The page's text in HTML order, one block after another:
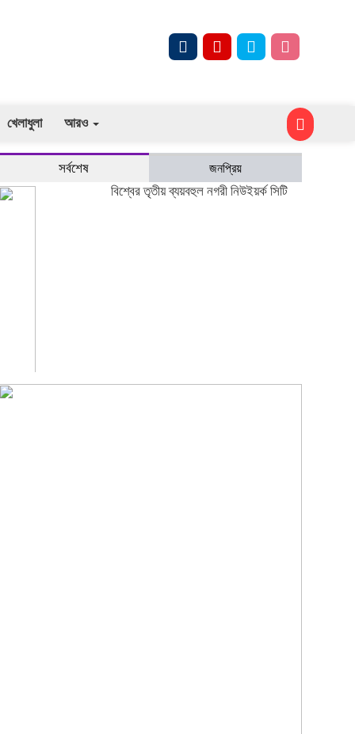
খেলাধুলা আরও
সর্বশেষ জনপ্রিয়
বিশ্বের তৃতীয় ব্যয়বহুল নগরী নিউইয়র্ক সিটি